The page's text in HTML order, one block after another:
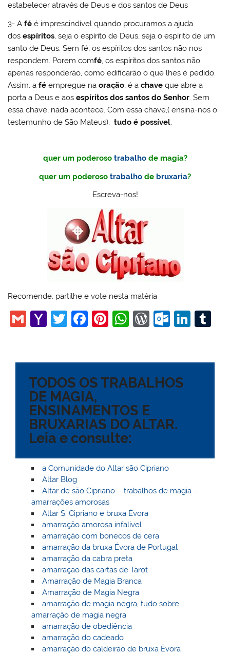
estabelecer através de Deus e dos santos de Deus
3- Aféé imprescindível quando procuramos a ajuda
dosespíritos , seja o espírito de Deus, seja o espírito de um
santo de Deus. Sem fé, os espíritos dos santos não nos
respondem. Porem comfé , os espíritos dos santos não
apenas responderão, como edificarão o que lhes é pedido.
Assim, afé empregue naoração , é achave que abre a
porta a Deus e aosespíritos dos santos do Senhor . Sem
essa chave, nada acontece. Com essa chave,( ensina-nos o
testemunho de São Mateus),tudo é possível
quer um poderoso trabalhode magia?
quer um poderoso trabalho de bruxaria?
Escreva-nos!
Recomende, partilhe e vote nesta matéria
G
l
Y
o
o
M
ai
l
T
er
F
e
b
o
o
k
Pi
e
st
W
s
A
p
p
W
Pr
e
O
o
k.
o
m
Li
e bl
TODOS OS TRABALHOS
DE MAGIA,
ENSINAMENTOS E
BRUXARIAS DO ALTAR.
Leia e consulte:
a Comunidade do Altar são Cipriano
Altar Blog
Altar de são Cipriano – trabalhos de magia –
amarrações amorosas
Altar S. Cipriano e bruxa Évora
amarração amorosa infalível
amarração com bonecos de cera
amarração da bruxa Évora de Portugal
amarração da cabra preta
amarração das cartas de Tarot
Amarração de Magia Branca
Amarração de Magia Negra
amarração de magia negra, tudo sobre
amarração de magia negra
amarração de obediência
amarração do cadeado
amarração do caldeirão de bruxa Èvora